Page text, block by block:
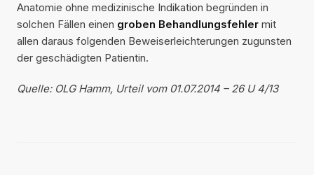
Anatomie ohne medizinische Indikation begründen in
solchen Fällen einen groben Behandlungsfehler mit
allen daraus folgenden Beweiserleichterungen zugunsten
der geschädigten Patientin.
Quelle: OLG Hamm, Urteil vom 01.07.2014 – 26 U 4/13